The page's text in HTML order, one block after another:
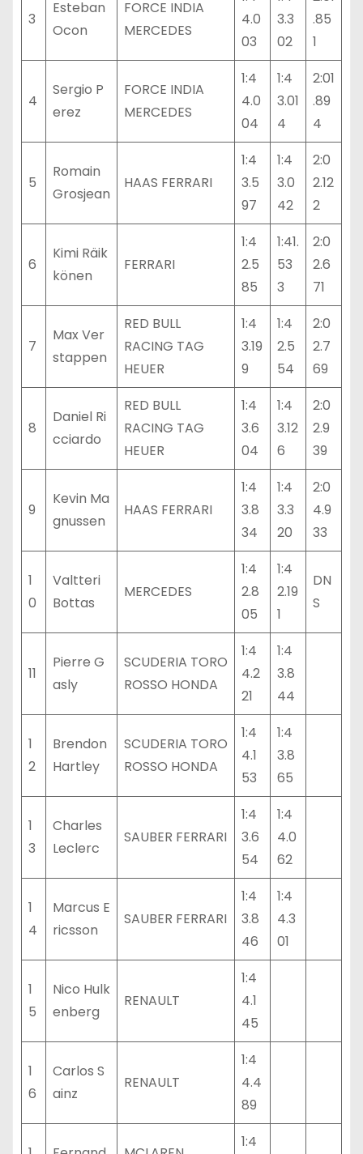
3
Esteban
Ocon
FORCE INDIA
MERCEDES
4.0
03
3.3
02
.85
1
4
Sergio P
erez
FORCE INDIA
MERCEDES
1:4
4.0
04
1:4
3.01
4
2:01
.89
4
5
Romain
Grosjean
HAAS FERRARI
1:4
3.5
97
1:4
3.0
42
2:0
2.12
2
6
Kimi Räik
könen
FERRARI
1:4
2.5
85
1:41.
53
3
2:0
2.6
71
7
Max Ver
stappen
RED BULL
RACING TAG
HEUER
1:4
3.19
9
1:4
2.5
54
2:0
2.7
69
8
Daniel Ri
cciardo
RED BULL
RACING TAG
HEUER
1:4
3.6
04
1:4
3.12
6
2:0
2.9
39
9
Kevin Ma
gnussen
HAAS FERRARI
1:4
3.8
34
1:4
3.3
20
2:0
4.9
33
1
0
Valtteri
Bottas
MERCEDES
1:4
2.8
05
1:4
2.19
1
DN
S
11
Pierre G
asly
SCUDERIA TORO
ROSSO HONDA
1:4
4.2
21
1:4
3.8
44
1
2
Brendon
Hartley
SCUDERIA TORO
ROSSO HONDA
1:4
4.1
53
1:4
3.8
65
1
3
Charles
Leclerc
SAUBER FERRARI
1:4
3.6
54
1:4
4.0
62
1
4
Marcus E
ricsson
SAUBER FERRARI
1:4
3.8
46
1:4
4.3
01
1
5
Nico Hulk
enberg
RENAULT
1:4
4.1
45
1
6
Carlos S
ainz
RENAULT
1:4
4.4
89
1:4